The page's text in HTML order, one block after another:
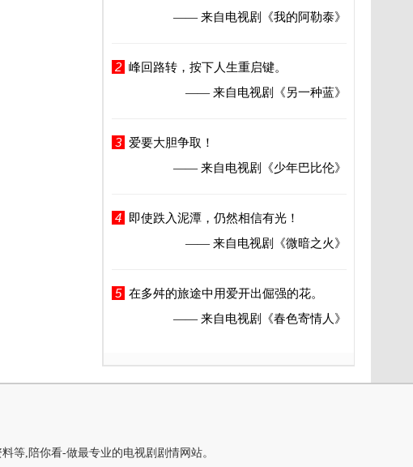
—— 来自电视剧
《我的阿勒泰》
2 峰回路转，按下人生重启键。
—— 来自电视剧
《另一种蓝》
3
爱要大胆争取！
—— 来自电视剧
《少年巴比伦》
4
即使跌入泥潭，仍然相信有光！
—— 来自电视剧
《微暗之火》
5 在多舛的旅途中用爱开出倔强的花。
—— 来自电视剧
《春色寄情人》
等,陪你看-做最专业的电视剧剧情网站。